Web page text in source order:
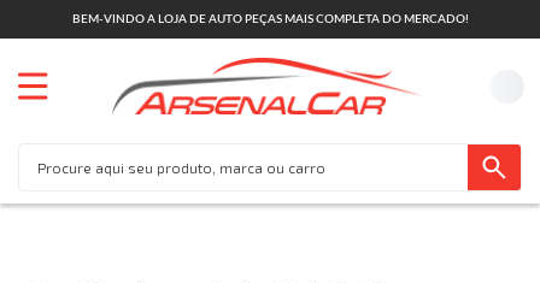
BEM-VINDO A LOJA DE AUTO PEÇAS MAIS COMPLETA DO MERCADO!